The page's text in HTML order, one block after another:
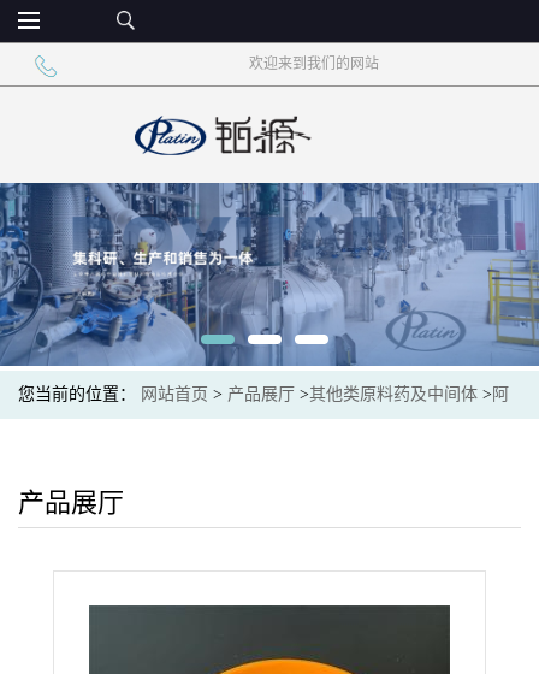
欢迎来到我们的网站
您当前的位置： 网站首页 > 产品展厅 >其他类原料药及中间体 > 阿
产品展厅